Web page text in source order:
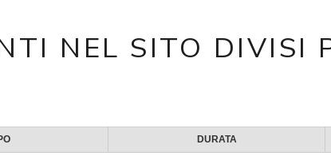
NEL SITO DIVISI
DURATA